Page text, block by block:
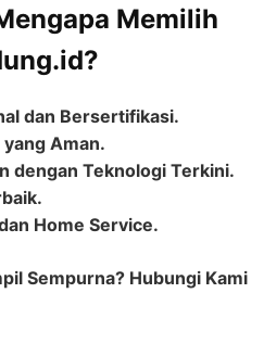
Memilih
dan Bersertifikasi.
Aman.
dengan Teknologi Terkini.
Home Service.
Sempurna? Hubungi Kami